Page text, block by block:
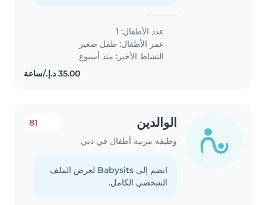
عدد الأطفال: 1
عمر الأطفال: طفل صغير
النشاط الأخير: منذ أسبوع
الوالدين
وظيفة مربية أطفال في دبي
81
انضم إلى Babysits لعرض الملف
الشخصي الكامل.